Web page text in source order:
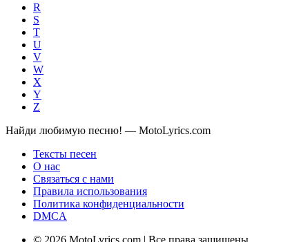
R
S
T
U
V
W
X
Y
Z
Найди любимую песню! — MotoLyrics.com
Тексты песен
О нас
Связаться с нами
Правила использования
Политика конфиденциальности
DMCA